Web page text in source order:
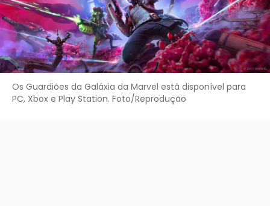
Os Guardiões da Galáxia da Marvel está disponível para
PC, Xbox e Play Station. Foto/Reprodução